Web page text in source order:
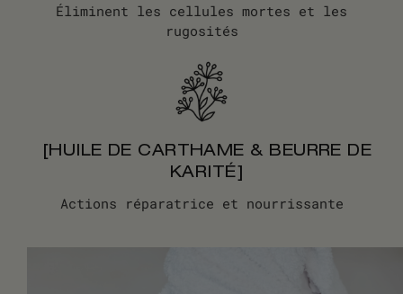
Éliminent les cellules mortes et les
rugosités
[HUILE DE CARTHAME & BEURRE DE
KARITÉ]
Actions réparatrice et nourrissante